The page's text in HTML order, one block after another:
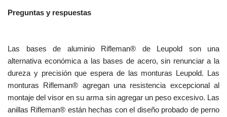
Preguntas y respuestas
Las bases de aluminio Rifleman® de Leupold son una
alternativa económica a las bases de acero, sin renunciar a la
dureza y precisión que espera de las monturas Leupold. Las
monturas Rifleman® agregan una resistencia excepcional al
montaje del visor en su arma sin agregar un peso excesivo. Las
anillas Rifleman® están hechas con el diseño probado de perno